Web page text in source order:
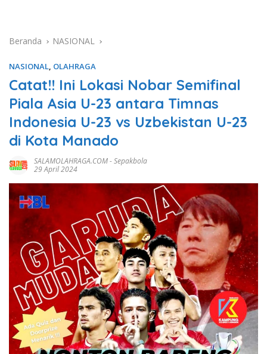
Beranda NASIONAL
NASIONAL, OLAHRAGA
Catat!! Ini Lokasi Nobar Semifinal
Piala Asia U-23 antara Timnas
Indonesia U-23 vs Uzbekistan U-23
di Kota Manado
SALAMOLAHRAGA.COM-Sepakbola
29 April 2024